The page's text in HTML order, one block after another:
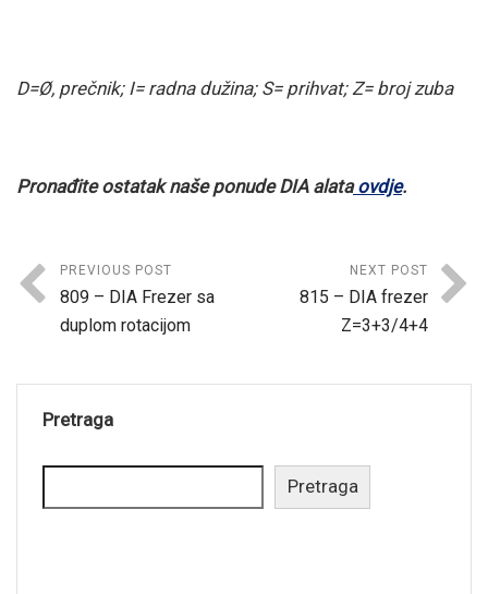
D=Ø, prečnik; I= radna dužina; S= prihvat; Z= broj zuba
Pronađite ostatak naše ponude DIA alataovdje.
PREVIOUS POST
809 – DIA Frezer sa
duplom rotacijom
NEXT POST
815 – DIA frezer
Z=3+3/4+4
Pretraga
Pretraga